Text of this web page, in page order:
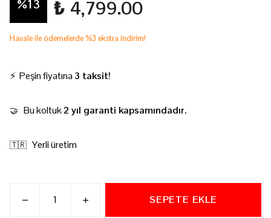
%13 ₺ 4,799.00
Havale ile ödemelerde %3 ekstra indirim!
⚡ Peşin fiyatına 3 taksit!
🤝 Bu koltuk2 yıl garanti kapsamındadır.
🇹🇷 Yerli üretim
SEPETE EKLE